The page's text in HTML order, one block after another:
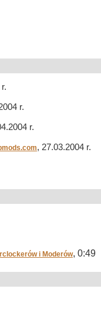
r.
r.
, 27.03.2004 r.
i Moderów, 0:49